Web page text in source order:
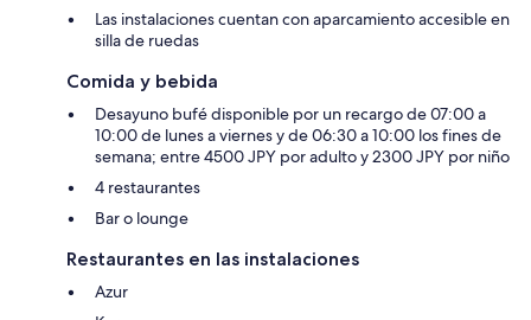
Las instalaciones cuentan con aparcamiento accesible en
silla de ruedas
Comida y bebida
Desayuno bufé disponible por un recargo de 07:00 a
10:00 de lunes a viernes y de 06:30 a 10:00 los fines de
semana; entre 4500 JPY por adulto y 2300 JPY por niño
4 restaurantes
Bar o lounge
Restaurantes en las instalaciones
Azur